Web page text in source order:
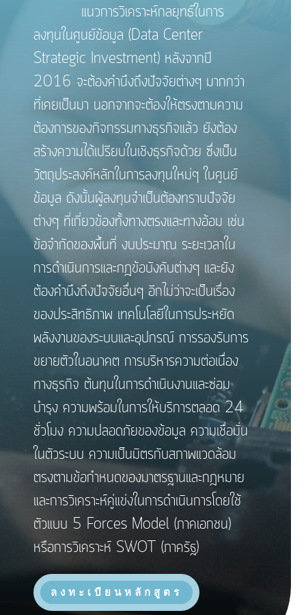
แนวการวิเคราะห์กลยุทธ์ในการ
ลงทุนในศูนย์ข้อมูล (Data Center
Strategic Investment) หลังจากปี
2016 จะต้องคำนึงถึงปัจจัยต่างๆ มากกว่า
ที่เคยเป็นมา นอกจากจะต้องให้ตรงตามความ
ต้องการของกิจกรรมทางธุรกิจแล้ว ยังต้อง
สร้างความได้เปรียบในเชิงธุรกิจด้วย ซึ่งเป็น
วัตถุประสงค์หลักในการลงทุนใหม่ๆ ในศูนย์
ข้อมูล ดังนั้นผู้ลงทุนจำเป็นต้องทราบปัจจัย
ต่างๆ ที่เกี่ยวข้องทั้งทางตรงและทางอ้อม เช่น
ข้อจำกัดของพื้นที่ งบประมาณ ระยะเวลาใน
การดำเนินการและกฎข้อบังคับต่างๆ และยัง
ต้องคำนึงถึงปัจจัยอื่นๆ อีกไม่ว่าจะเป็นเรื่อง
ของประสิทธิภาพ เทคโนโลยีในการประหยัด
พลังงานของระบบและอุปกรณ์ การรองรับการ
ขยายตัวในอนาคต การบริหารความต่อเนื่อง
ทางธุรกิจ ต้นทุนในการดำเนินงานและซ่อม
บำรุง ความพร้อมในการให้บริการตลอด 24
ชั่วโมง ความปลอดภัยของข้อมูล ความเชื่อมั่น
ในตัวระบบ ความเป็นมิตรกับสภาพแวดล้อม
ตรงตามข้อกำหนดของมาตรฐานและกฎหมาย
และการวิเคราะห์คู่แข่งในการดำเนินการโดยใช้
ตัวแบบ 5 Forces Model (ภาคเอกชน)
หรือการวิเคราะห์ SWOT (ภาครัฐ)
ลงทะเบียนหลักสูตร